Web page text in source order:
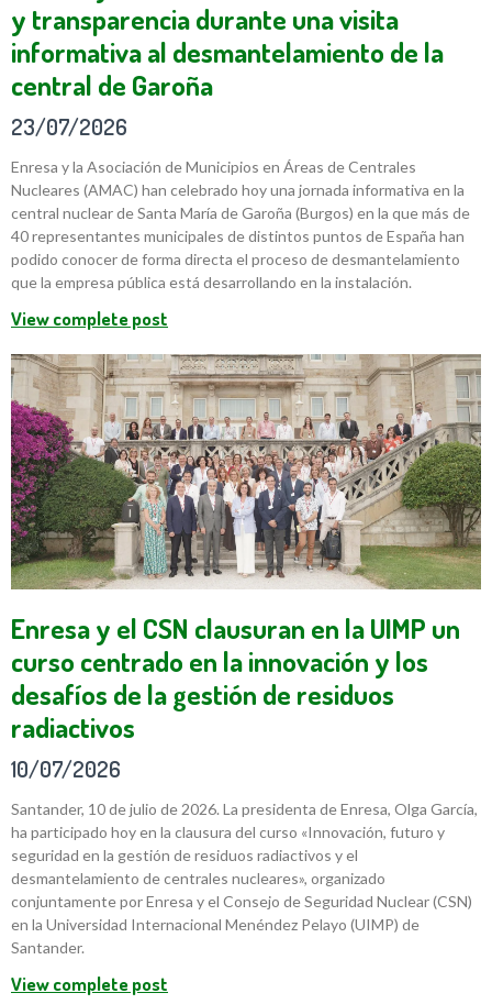
y transparencia durante una visita
informativa al desmantelamiento de la
central de Garoña
23/07/2026
Enresa y la Asociación de Municipios en Áreas de Centrales
Nucleares (AMAC) han celebrado hoy una jornada informativa en la
central nuclear de Santa María de Garoña (Burgos) en la que más de
40 representantes municipales de distintos puntos de España han
podido conocer de forma directa el proceso de desmantelamiento
que la empresa pública está desarrollando en la instalación.
View complete post
Enresa y el CSN clausuran en la UIMP un
curso centrado en la innovación y los
desafíos de la gestión de residuos
radiactivos
10/07/2026
Santander, 10 de julio de 2026. La presidenta de Enresa, Olga García,
ha participado hoy en la clausura del curso «Innovación, futuro y
seguridad en la gestión de residuos radiactivos y el
desmantelamiento de centrales nucleares», organizado
conjuntamente por Enresa y el Consejo de Seguridad Nuclear (CSN)
en la Universidad Internacional Menéndez Pelayo (UIMP) de
Santander.
View complete post